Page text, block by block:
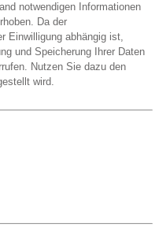
notwendigen Informationen
Da der
Einwilligung abhängig ist,
und Speicherung Ihrer Daten
Nutzen Sie dazu den
wird.